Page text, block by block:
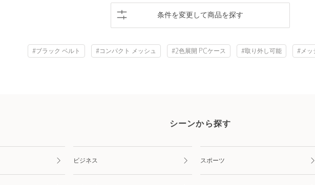
条件を変更して商品を探す
#ブラック ベルト #コンパクト メッシュ #2色展開 PCケース #取り外し可能 #メッ
シーンから探す
ビジネス スポーツ